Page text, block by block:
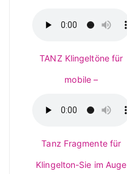
TANZ Klingeltöne für
mobile –
Tanz Fragmente für
Klingelton-Sie im Auge